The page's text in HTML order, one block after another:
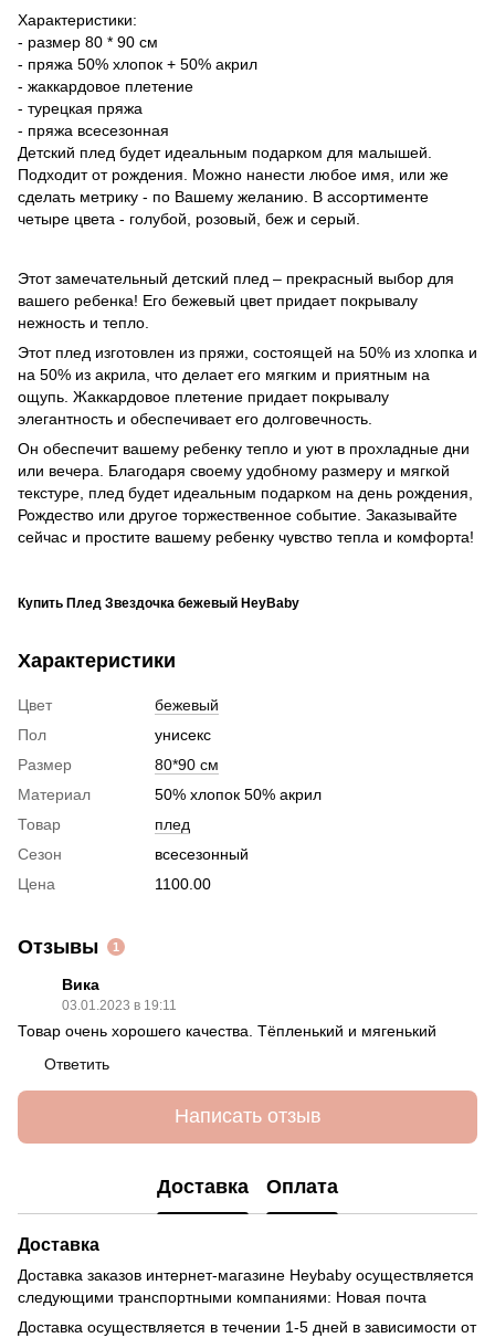
Характеристики:
- размер 80 * 90 см
- пряжа 50% хлопок + 50% акрил
- жаккардовое плетение
- турецкая пряжа
- пряжа всесезонная
Детский плед будет идеальным подарком для малышей.
Подходит от рождения. Можно нанести любое имя, или же
сделать метрику - по Вашему желанию. В ассортименте
четыре цвета - голубой, розовый, беж и серый.
Этот замечательный детский плед – прекрасный выбор для
вашего ребенка! Его бежевый цвет придает покрывалу
нежность и тепло.
Этот плед изготовлен из пряжи, состоящей на 50% из хлопка и
на 50% из акрила, что делает его мягким и приятным на
ощупь. Жаккардовое плетение придает покрывалу
элегантность и обеспечивает его долговечность.
Он обеспечит вашему ребенку тепло и уют в прохладные дни
или вечера. Благодаря своему удобному размеру и мягкой
текстуре, плед будет идеальным подарком на день рождения,
Рождество или другое торжественное событие. Заказывайте
сейчас и простите вашему ребенку чувство тепла и комфорта!
Купить Плед Звездочка бежевый HeyBaby
Характеристики
Цвет
бежевый
Пол
унисекс
Размер
80*90 см
Материал
50% хлопок 50% акрил
Товар
плед
Сезон
всесезонный
Цена
1100.00
Отзывы 1
Вика
03.01.2023 в 19:11
Товар очень хорошего качества. Тёпленький и мягенький
Ответить
Написать отзыв
Доставка Оплата
Доставка
Доставка заказов интернет-магазине Heybaby осуществляется
следующими транспортными компаниями: Новая почта
Доставка осуществляется в течении 1-5 дней в зависимости от